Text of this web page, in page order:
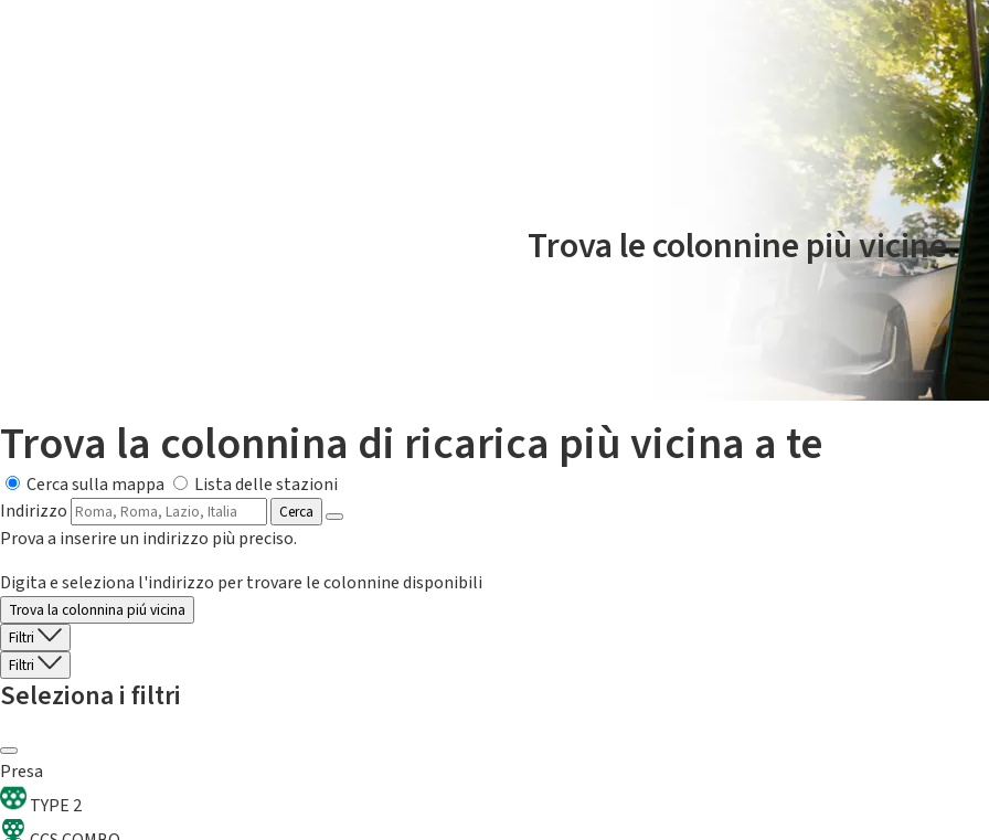
Il servizio di mobilità elettrica è gestito da Plenitude On The Road
Trova le colonnine più vicine.
Trova la colonnina di ricarica più vicina a te
Cerca sulla mappa
Lista delle stazioni
Indirizzo
Cerca
Prova a inserire un indirizzo più preciso.
Digita e seleziona l'indirizzo per trovare le colonnine disponibili
Trova la colonnina piú vicina
Filtri
Filtri
Seleziona i filtri
Presa
TYPE 2